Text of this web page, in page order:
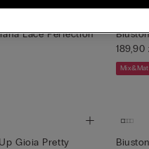
Lace Perfection
189,90
Gioia Pretty